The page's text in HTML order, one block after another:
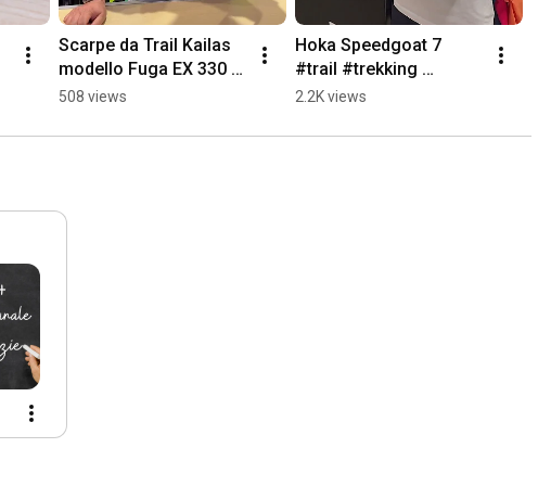
Scarpe da Trail Kailas
modello Fuga EX 330 e
Fuga EX.
508 views
Hoka Speedgoat 7
#trail #trekking
#trailrunning
2.2K views